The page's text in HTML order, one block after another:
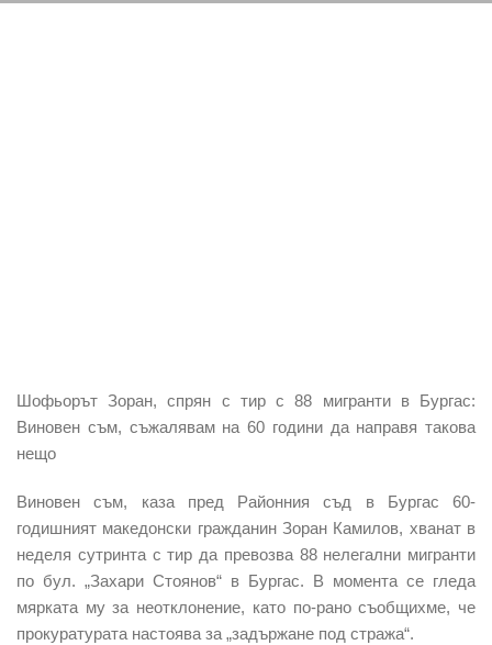
Шофьорът Зоран, спрян с тир с 88 мигранти в Бургас:
Виновен съм, съжалявам на 60 години да направя такова
нещо
Виновен съм, каза пред Районния съд в Бургас 60-
годишният македонски гражданин Зоран Камилов, хванат в
неделя сутринта с тир да превозва 88 нелегални мигранти
по бул. „Захари Стоянов“ в Бургас. В момента се гледа
мярката му за неотклонение, като по-рано съобщихме, че
прокуратурата настоява за „задържане под стража“.